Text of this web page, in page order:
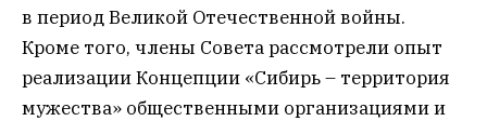
в период Великой Отечественной войны.
Кроме того, члены Совета рассмотрели опыт
реализации Концепции «Сибирь – территория
мужества» общественными организациями и